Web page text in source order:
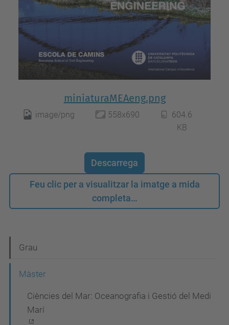
miniaturaMEAeng.png
image/png 558x690
604.6
KB
Descarrega
Feu clic per a visualitzar la imatge a mida
completa…
a
Grau
Màster
Ciències del Mar: Oceanografia i Gestió del Medi
Marí